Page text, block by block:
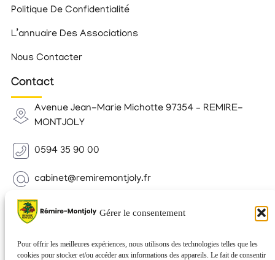
Gérer le consentement
Pour offrir les meilleures expériences, nous utilisons des technologies telles que les
cookies pour stocker et/ou accéder aux informations des appareils. Le fait de consentir
Politique De Confidentialité
L’annuaire Des Associations
Nous Contacter
Contact
Avenue Jean-Marie Michotte 97354 – REMIRE-
MONTJOLY
0594 35 90 00
cabinet@remiremontjoly.fr
Newsletter
nouvelles de votre commune.